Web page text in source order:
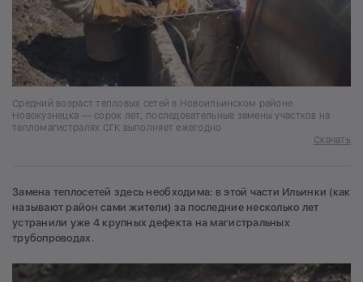
Средний возраст тепловых сетей в Новоильинском районе
Новокузнецка — сорок лет, последовательные замены участков на
тепломагистралях СГК выполняет ежегодно
Скачать
Замена теплосетей здесь необходима: в этой части Ильинки (как
называют район сами жители) за последние несколько лет
устранили уже 4 крупных дефекта на магистральных
трубопроводах.